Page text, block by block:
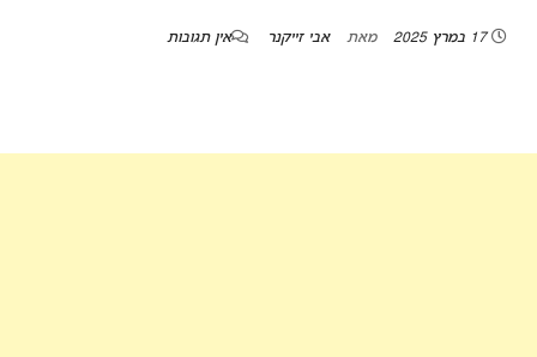
17 במרץ 2025 מאת אבי זייקנר אין תגובות